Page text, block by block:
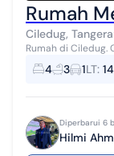
Rumah
Ciledug,
Rumah di Ciledug. Cek segera rumah 2 lantai yang modern ini, dijual
dengan
lingkungan hunian.
4 3 1LT:
Diperbarui 6
Hilmi